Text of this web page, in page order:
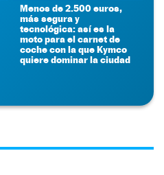
Menos de 2.500 euros,
más segura y
tecnológica: así es la
moto para el carnet de
coche con la que Kymco
quiere dominar la ciudad